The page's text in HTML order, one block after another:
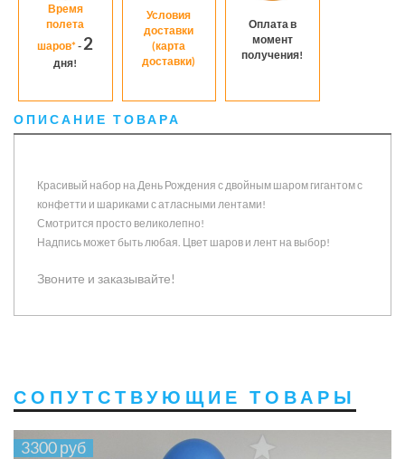
Время
полета
шаров*- 2
дня!
Условия
доставки
(карта
доставки)
Оплата в
момент
получения!
ОПИСАНИЕ ТОВАРА
Красивый набор на День Рождения с двойным шаром гигантом с
конфетти и шариками с атласными лентами!
Смотрится просто великолепно!
Надпись может быть любая. Цвет шаров и лент на выбор!
Звоните и заказывайте!
СОПУТСТВУЮЩИЕ ТОВАРЫ
3300 руб